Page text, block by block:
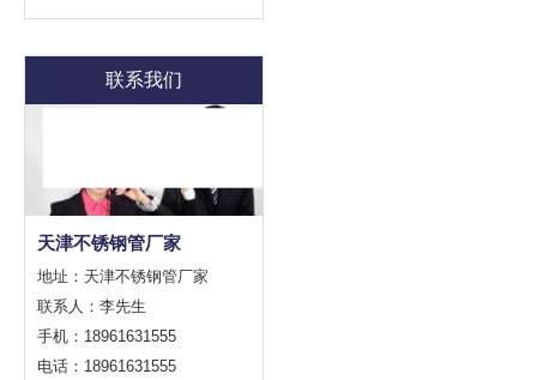
联系我们
天津不锈钢管厂家
地址：天津不锈钢管厂家
联系人：李先生
手机：18961631555
电话：18961631555